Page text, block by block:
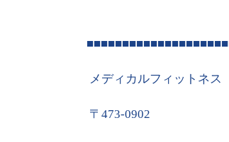
メディカルフィットネス
〒 473-0902